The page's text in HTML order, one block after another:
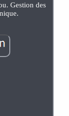
Gestion des